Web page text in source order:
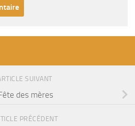
SUIVANT
des mères
PRÉCÉDENT